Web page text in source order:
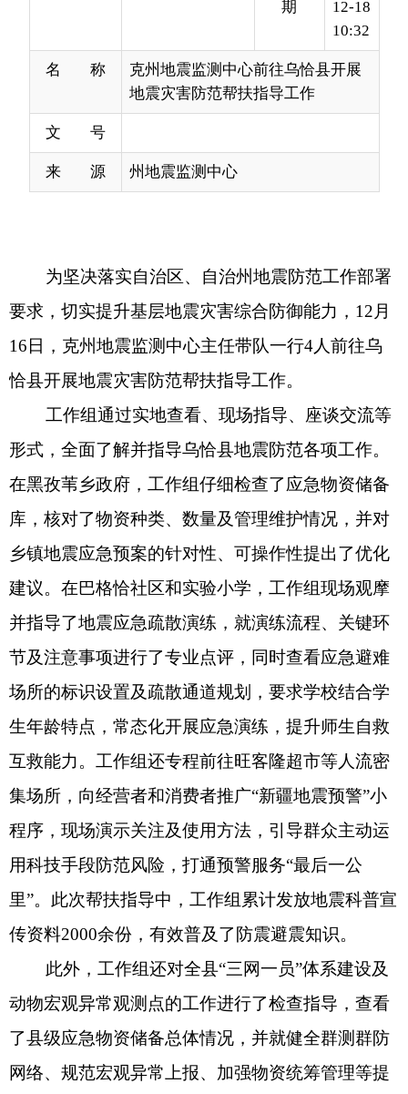
来 源 州地震监测中心
为坚决落实自治区、自治州地震防范工作部署
要求，切实提升基层地震灾害综合防御能力，12月
工作组通过实地查看、现场指导、座谈交流等
在黑孜苇乡政府，工作组仔细检查了应急物资储备
库，核对了物资种类、数量及管理维护情况，并对
乡镇地震应急预案的针对性、可操作性提出了优化
建议。在巴格恰社区和实验小学，工作组现场观摩
并指导了地震应急疏散演练，就演练流程、关键环
场所的标识设置及疏散通道规划，要求学校结合学
生年龄特点，常态化开展应急演练，提升师生自救
互救能力。工作组还专程前往旺客隆超市等人流密
集场所，向经营者和消费者推广“新疆地震预警”小
程序，现场演示关注及使用方法，引导群众主动运
里”。此次帮扶指导中，工作组累计发放地震科普宣
传资料2000余份，有效普及了防震避震知识。
此外，工作组还对全县“三网一员”体系建设及
动物宏观异常观测点的工作进行了检查指导，查看
了县级应急物资储备总体情况，并就健全群测群防
出了明确要求。最后来到乌恰县消防救援支队，查
看了地震救援装备，消防指战员现场展示综合救
援，勉励消防指战员持续强化实战化训练，打造“拉
得出、打得赢”的应急尖兵。
本次帮扶指导工作紧扣基层实际，坚持问题导
宣传，有力促进了乌恰县在地震应急预案完善、应
急准备落实、科普宣传深化、群测群防巩固等方面
的提升，为进一步夯实全县地震安全基础、筑牢震